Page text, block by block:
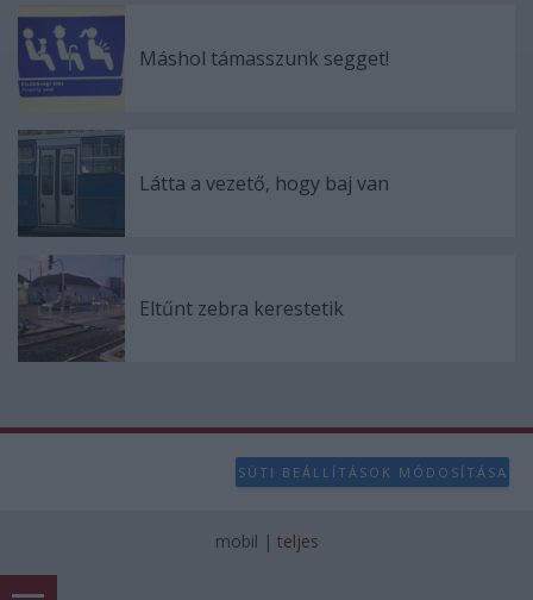
related to security, including authentication
functionality and fraud prevention, and other
user protection.Máshol támasszunk segget!
Látta a vezető, hogy baj van
Eltűnt zebra kerestetik
SÜTI BEÁLLÍTÁSOK MÓDOSÍTÁSA
mobil | teljes